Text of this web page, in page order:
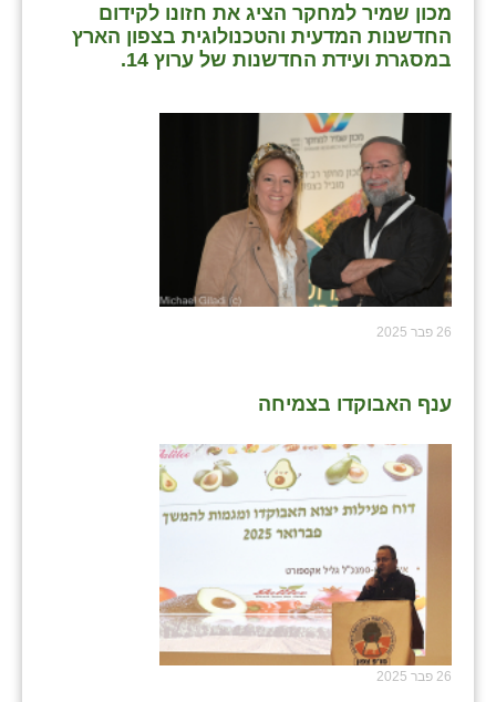
מכון שמיר למחקר הציג את חזונו לקידום
החדשנות המדעית והטכנולוגית בצפון הארץ
במסגרת ועידת החדשנות של ערוץ 14.
26 פבר 2025
ענף האבוקדו בצמיחה
26 פבר 2025